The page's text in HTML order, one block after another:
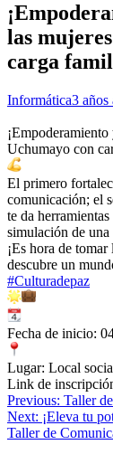
las
carga
Informática3 años
Uchumayo con
El primero
comunicación; el
te da
simulación de
¡Es hora de
descubre un
#Culturadepaz
Fecha de inicio:
Lugar: Local
Link de
Navegación
de
Previous: Taller
Next: ¡Eleva tu
Taller de